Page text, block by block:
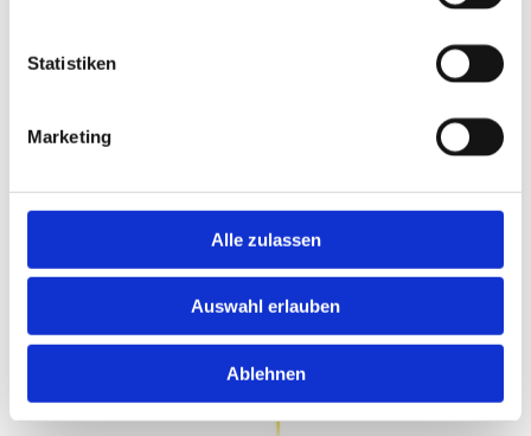
Statistiken
Marketing
Alle zulassen
Auswahl erlauben
Ablehnen
Oder Sie nutzen diese taxi.de-App unten zur